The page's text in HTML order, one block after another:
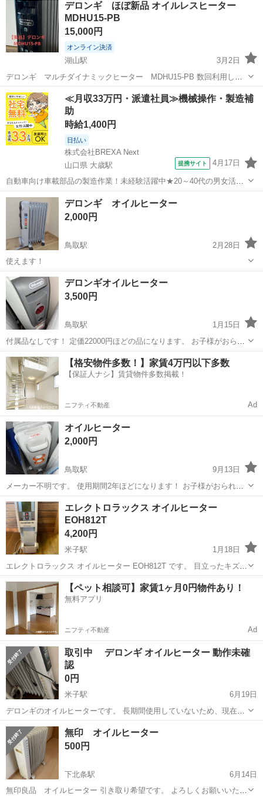
デロンギ ほぼ新品 オイルレスヒーター
MDHU15-PB
15,000円
オンライン決済
湖山駅
3月2日
デロンギ マルチダイナミックヒーター MDHU15-PB 数回利用した
のみで、本体はキズ等ほとんど無い美品です。ほぼ使う機会がなかっ
た為出品します。 ※動作確認済み ※リモコンのフチにキズがありま
す。(写真あり) ■型式...
鳥取 鳥取市 湖山駅 季節、空調家電
オイルレスヒーター
≪月収33万円・派遣社員≫機械操作・製造補
助
時給1,400円
日払い
株式会社BREXA Next
山口県 大歳駅
提携サイト 4月17日
自動車向け車載部品の製造作業！未経験活躍中★20～40代の男女活躍
中！友達同士での応募OK！備品付きワンルーム寮費無料！赴任旅費会
社負担！生活支援物資事前対応可◎格安食堂利用可！年間休日135日
♪《山口県山口市》 人気の工...
山口 山口市 大歳駅 その他
デロンギ オイルヒーター
2,000円
鳥取駅
2月28日
使えます！
鳥取 鳥取市 鳥取駅 季節、空調家電
デロンギオイルヒーター
3,500円
鳥取駅
1月15日
付属品なしです！ 定価22000円ほどの品になります。 お子様がおられ
る家庭などは火傷の心配が少なくなり重宝するかと思われます。 少し
時間はかかりますが、窓際に置いて使用しますとふわっと暖かくて気
持ちが良いです。 近くまで持...
鳥取 鳥取市 鳥取駅 季節、空調家電 デロンギ
【格安物件多数！】家賃4万円以下多数
【保証人ナシ】賃貸物件多数掲載！
ニフティ不動産 Ad
オイルヒーター
2,000円
鳥取駅
9月13日
メーカー不明です。 使用期間2年ほどになります！ お子様がおられる
家庭などは火傷の心配が減り重宝するかと思います。 取りに来ていた
だける方、近くまで持って欲しい方大歓迎です！ お値下げ等引き受け
ておりますので気軽にお声かけく...
鳥取 鳥取市 鳥取駅 季節、空調家電
エレクトロラックス オイルヒーター
EOH812T
4,200円
米子駅
1月18日
エレクトロラックス オイルヒーター EOH812T です。 目立ったキズは
ありませんが、多少の変色や汚れはあります。 動作確認済みです。 2
種類のタイマーで時間設定してオンオフ出来るので毎日決まった時間
に点ける事が出来ます...
鳥取 米子市 米子駅 季節、空調家電
エレクトロラックス
【ペット相談可】家賃1ヶ月0円物件あり！
無料アプリ
ニフティ不動産 Ad
取引中 デロンギ オイルヒーター 動作未確
認
0円
米子駅
6月19日
デロンギのオイルヒーターです。 長期間使用していないため、現在の
動作確認は行っておりません。 本体に汚れや小傷、使用感があります
ので、状態は写真をご確認ください。 動作未確認のため、現状渡しと
なります。中古品にご理解い...
鳥取 米子市 米子駅 季節、空調家電
無印 オイルヒーター
500円
下北条駅
6月14日
無印良品 オイルヒーター 引き取り希望です。 よろしくお願いいたし